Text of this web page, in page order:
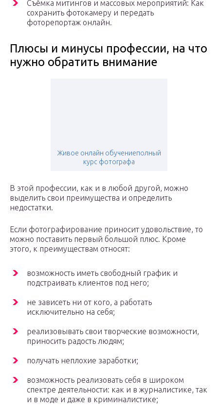
Съёмка митингов и массовых мероприятий: Как
сохранить фотокамеру и передать
фоторепортаж онлайн.
Плюсы и минусы профессии, на что
нужно обратить внимание
Живое онлайн обучениеполный
курс фотографа
В этой профессии, как и в любой другой, можно
выделить свои преимущества и определить
недостатки.
Если фотографирование приносит удовольствие, то
можно поставить первый большой плюс. Кроме
этого, к преимуществам относят:
возможность иметь свободный график и
подстраивать клиентов под него;
не зависеть ни от кого, а работать
исключительно на себя;
реализовывать свои творческие возможности,
приносить радость людям;
получать неплохие заработки;
возможность реализовать себя в широком
спектре деятельности: как и в журналистике, так
и в моде и даже в криминалистике;